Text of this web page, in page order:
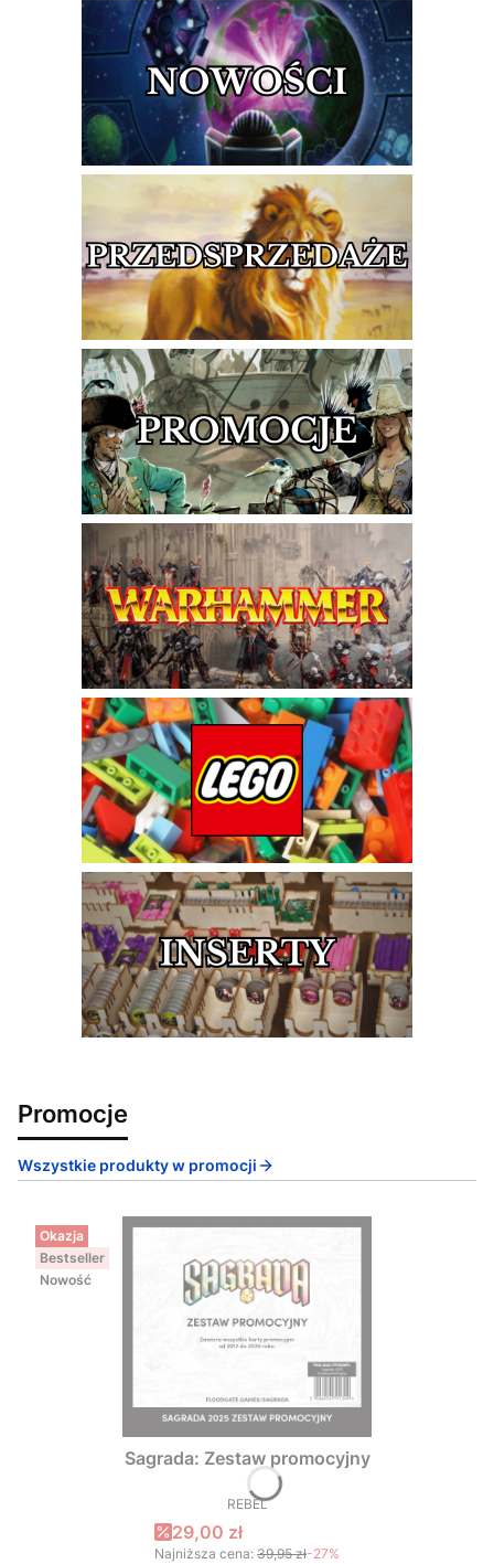
Promocje
Wszystkie produkty w promocji
Okazja
Bestseller
Nowość
Sagrada: Zestaw promocyjny
PRODUCENT
REBEL
Cena promocyjna
29,00 zł
Najniższa cena: 39,95 zł-27%